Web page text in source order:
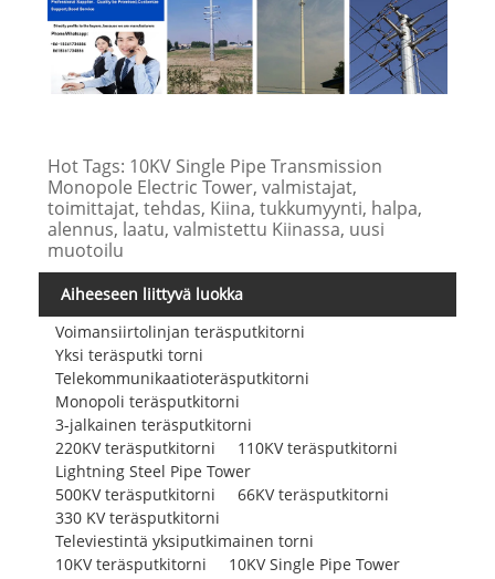
Hot Tags: 10KV Single Pipe Transmission
Monopole Electric Tower, valmistajat,
toimittajat, tehdas, Kiina, tukkumyynti, halpa,
alennus, laatu, valmistettu Kiinassa, uusi
muotoilu
Aiheeseen liittyvä luokka
Voimansiirtolinjan teräsputkitorni
Yksi teräsputki torni
Telekommunikaatioteräsputkitorni
Monopoli teräsputkitorni
3-jalkainen teräsputkitorni
220KV teräsputkitorni
110KV teräsputkitorni
Lightning Steel Pipe Tower
500KV teräsputkitorni
66KV teräsputkitorni
330 KV teräsputkitorni
Televiestintä yksiputkimainen torni
10KV teräsputkitorni
10KV Single Pipe Tower